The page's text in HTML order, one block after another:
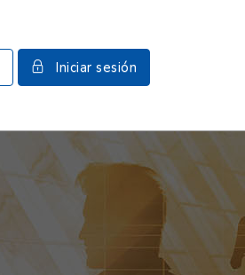
Iniciar sesión